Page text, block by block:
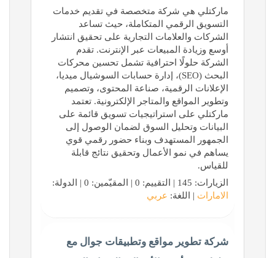
ماركتلي هي شركة متخصصة في تقديم خدمات
التسويق الرقمي المتكاملة، حيث تساعد
الشركات والعلامات التجارية على تحقيق انتشار
أوسع وزيادة المبيعات عبر الإنترنت. تقدم
الشركة حلولًا احترافية تشمل تحسين محركات
البحث (SEO)، إدارة حسابات السوشيال ميديا،
الإعلانات الرقمية، صناعة المحتوى، وتصميم
وتطوير المواقع والمتاجر الإلكترونية. تعتمد
ماركتلي على استراتيجيات تسويق قائمة على
البيانات وتحليل السوق لضمان الوصول إلى
الجمهور المستهدف وبناء حضور رقمي قوي
يساهم في نمو الأعمال وتحقيق نتائج قابلة
للقياس.
الزيارات: 145 | التقييم: 0 | المقيّمين: 0 | الدولة:
الامارات | اللغة: عربي
شركة تطوير مواقع وتطبيقات جوال مع